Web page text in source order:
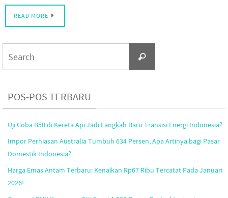
READ MORE
Search
POS-POS TERBARU
Uji Coba B50 di Kereta Api Jadi Langkah Baru Transisi Energi Indonesia?
Impor Perhiasan Australia Tumbuh 634 Persen, Apa Artinya bagi Pasar
Domestik Indonesia?
Harga Emas Antam Terbaru: Kenaikan Rp67 Ribu Tercatat Pada Januari
2026!